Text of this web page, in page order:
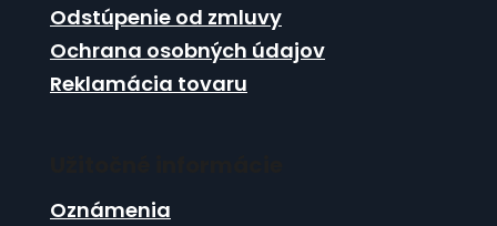
Odstúpenie od zmluvy
Ochrana osobných údajov
Reklamácia tovaru
Oznámenia